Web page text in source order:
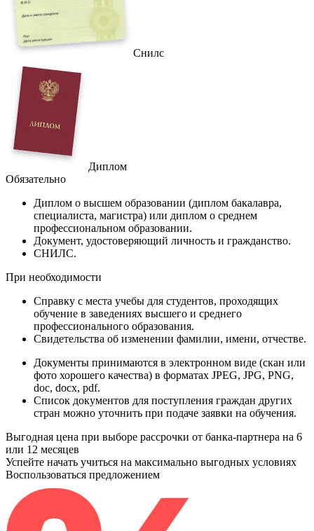
Снилс
Диплом
Обязательно
Диплом о высшем образовании (диплом бакалавра,
специалиста, магистра) или диплом о среднем
профессиональном образовании.
Документ, удостоверяющий личность и гражданство.
СНИЛС.
При необходимости
Справку с места учебы для студентов, проходящих
обучение в заведениях высшего и среднего
профессионального образования.
Свидетельства об изменении фамилии, имени, отчестве.
Документы принимаются в электронном виде (скан или
фото хорошего качества) в форматах JPEG, JPG, PNG,
doc, docx, pdf.
Список документов для поступления граждан других
стран можно уточнить при подаче заявки на обучения.
Выгодная цена при выборе рассрочки от банка-партнера на 6
или 12 месяцев
Успейте начать учиться на максимально выгодных условиях
Воспользоваться предложением